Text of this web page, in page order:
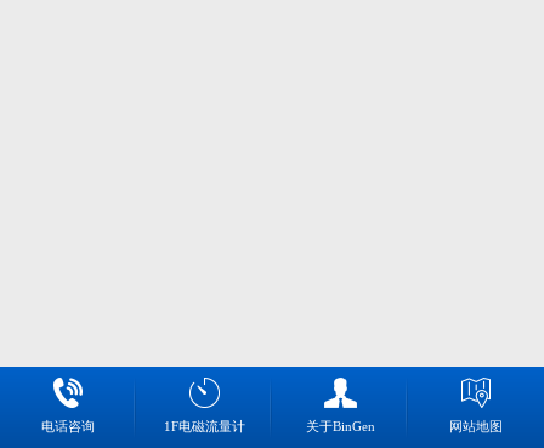
电话咨询 1F电磁流量计 关于BinGen 网站地图